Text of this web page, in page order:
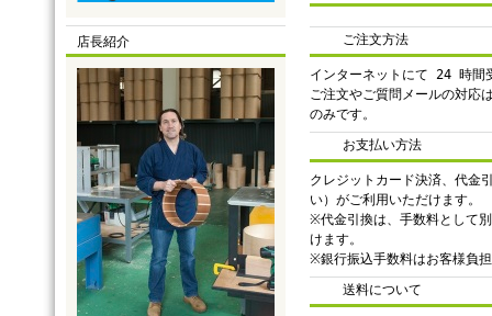
店長紹介 ご注文方法
インターネットにて 24 時間
ご注文やご質問メールの対応
のみです。
お支払い方法
クレジットカード決済、代金
い）がご利用いただけます。
※代金引換は、手数料として
けます。
※銀行振込手数料はお客様負
送料について